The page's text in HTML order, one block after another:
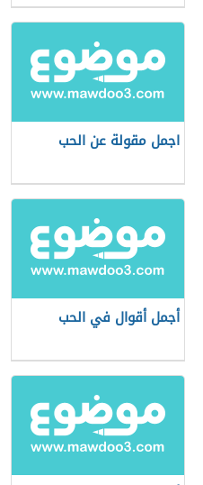
اجمل مقولة عن الحب
أجمل أقوال في الحب